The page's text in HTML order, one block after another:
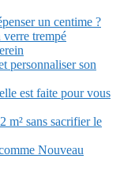
un centime ?
verre trempé
personnaliser son
est faite pour vous
m² sans sacrifier le
Nouveau